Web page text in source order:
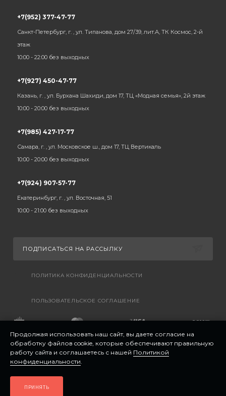
+7(952) 377-47-77
Санкт-Петербург, г. , ул. Типанова, дом 27/39, лит.А, ТК Космос, 2-й
этаж
10:00 - 22:00 без выходных
+7(927) 450-47-77
Казань, г. , ул. Бурхана Шахиди, дом 17, ТЦ «Модная семья», 2й этаж
10:00 - 20:00 без выходных
+7(985) 427-17-77
Самара, г. , ул. Московское ш., дом 17, ТЦ Вертикаль
10:00 - 20:00 без выходных
+7(924) 907-57-77
Екатеринбург, г. , ул. Восточная, 51
10:00 - 21:00 без выходных
ПОДПИСАТЬСЯ НА РАССЫЛКУ
ПОЛИТИКА КОНФИДЕНЦИАЛЬНОСТИ
ПОЛЬЗОВАТЕЛЬСКОЕ СОГЛАШЕНИЕ
Продолжая использовать наш сайт, вы даете согласие на
обработку файлов cookie, которые обеспечивают правильную
работу сайта и соглашаетесь с нашей Политикой
конфиденциальности.
ПРИНЯТЬ